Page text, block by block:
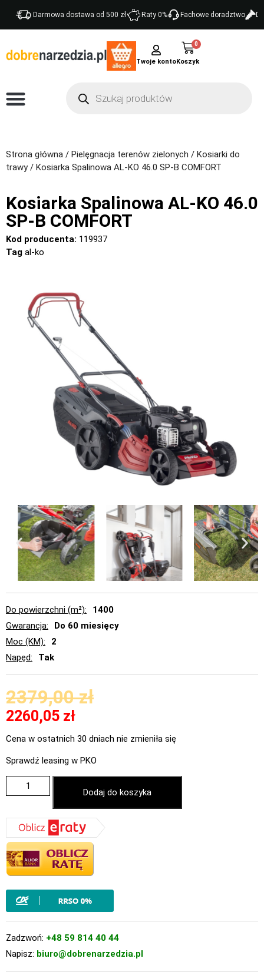
Darmowa dostawa od 500 zł Raty 0% Fachowe doradztwo
Twoje konto
0
Strona główna / Pielęgnacja terenów zielonych / Kosiarki do
trawy/ Kosiarka Spalinowa AL-KO 46.0 SP-B COMFORT
Kosiarka Spalinowa AL-KO 46.0
SP-B COMFORT
Kod producenta: 119937
Tag al-ko
Do powierzchni (m²)
1400
Gwarancja
Do 60 miesięcy
Moc (KM)
2
Napęd
Tak
2379,00zł
2260,05 zł
Cena w ostatnich 30 dniach nie zmieniła się
Sprawdź leasing w PKO
Dodaj do koszyka
Zadzwoń: +48 59 814 40 44
Napisz: biuro@dobrenarzedzia.pl